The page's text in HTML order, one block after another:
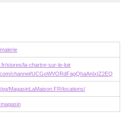
stores/la-chartre-sur-le-loir
channel/UCGoWVORdFagQhaAnIxIZ2EQ
MagasinLaMaison.FR/locations/